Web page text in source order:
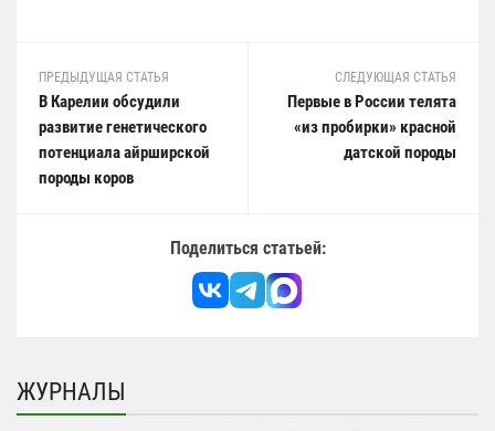
ПРЕДЫДУЩАЯ СТАТЬЯ
В Карелии обсудили
развитие генетического
потенциала айрширской
породы коров
СЛЕДУЮЩАЯ СТАТЬЯ
Первые в России телята
«из пробирки» красной
датской породы
Поделиться статьей:
ЖУРНАЛЫ